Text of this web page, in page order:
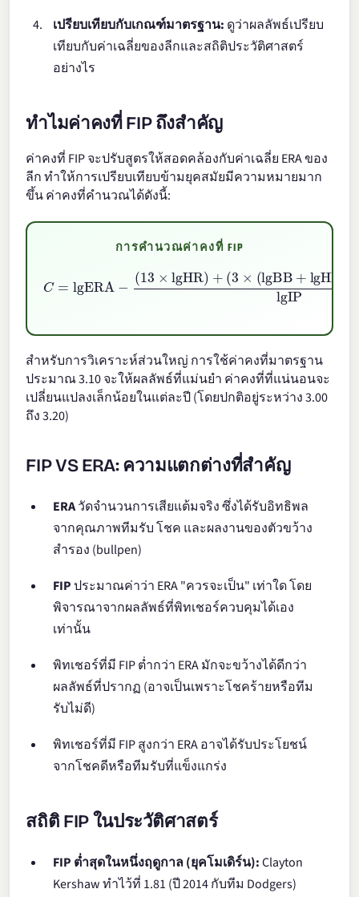
เปรียบเทียบกับเกณฑ์มาตรฐาน: ดูว่าผลลัพธ์เปรียบ
เทียบกับค่าเฉลี่ยของลีกและสถิติประวัติศาสตร์
อย่างไร
ทำไมค่าคงที่ FIP ถึงสำคัญ
ค่าคงที่ FIP จะปรับสูตรให้สอดคล้องกับค่าเฉลี่ย ERA ของ
ลีก ทำให้การเปรียบเทียบข้ามยุคสมัยมีความหมายมาก
ขึ้น ค่าคงที่คำนวณได้ดังนี้:
การคำนวณค่าคงที่ FIP
13×lgHR)+(3× lgBB +lgHBP))
−(2 ×lgSO)lgIP
สำหรับการวิเคราะห์ส่วนใหญ่ การใช้ค่าคงที่มาตรฐาน
ประมาณ 3.10 จะให้ผลลัพธ์ที่แม่นยำ ค่าคงที่ที่แน่นอนจะ
เปลี่ยนแปลงเล็กน้อยในแต่ละปี (โดยปกติอยู่ระหว่าง 3.00
ถึง 3.20)
FIP VS ERA: ความแตกต่างที่สำคัญ
ERAวัดจำนวนการเสียแต้มจริง ซึ่งได้รับอิทธิพล
จากคุณภาพทีมรับ โชค และผลงานของตัวขว้าง
สำรอง (bullpen)
FIPประมาณค่าว่า ERA "ควรจะเป็น" เท่าใด โดย
พิจารณาจากผลลัพธ์ที่พิทเชอร์ควบคุมได้เอง
เท่านั้น
พิทเชอร์ที่มี FIP ต่ำกว่า ERA มักจะขว้างได้ดีกว่า
ผลลัพธ์ที่ปรากฏ (อาจเป็นเพราะโชคร้ายหรือทีม
รับไม่ดี)
พิทเชอร์ที่มี FIP สูงกว่า ERA อาจได้รับประโยชน์
จากโชคดีหรือทีมรับที่แข็งแกร่ง
สถิติ FIP ในประวัติศาสตร์
FIP ต่ำสุดในหนึ่งฤดูกาล (ยุคโมเดิร์น):Clayton
Kershaw ทำไว้ที่ 1.81 (ปี 2014 กับทีม Dodgers)